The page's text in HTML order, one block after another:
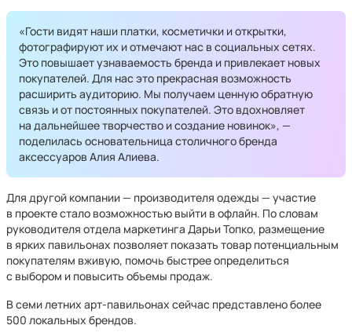
«Гости видят наши платки, косметички и открытки,
фотографируют их и отмечают нас в социальных сетях.
Это повышает узнаваемость бренда и привлекает новых
покупателей. Для нас это прекрасная возможность
расширить аудиторию. Мы получаем ценную обратную
связь и от постоянных покупателей. Это вдохновляет
на дальнейшее творчество и создание новинок», —
поделилась основательница столичного бренда
аксессуаров Алия Алиева.
Для другой компании — производителя одежды — участие
в проекте стало возможностью выйти в офлайн. По словам
руководителя отдела маркетинга Дарьи Топко, размещение
в ярких павильонах позволяет показать товар потенциальным
покупателям вживую, помочь быстрее определиться
с выбором и повысить объемы продаж.
В семи летних арт-павильонах сейчас представлено более
500 локальных брендов.